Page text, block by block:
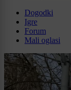
Dogodki
Igre
Forum
Mali oglasi